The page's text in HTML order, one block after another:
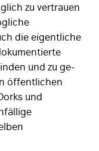
zu vertrauen
die eigentliche
und zu ge-
öffentlichen
und